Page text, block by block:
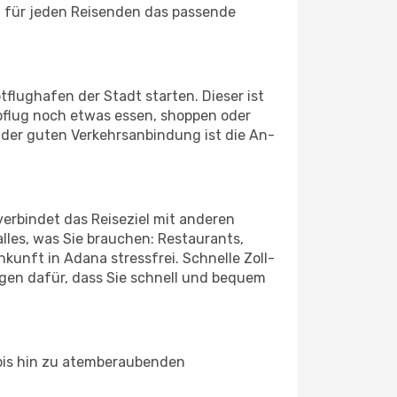
jeden Reisenden das passende
der Stadt starten. Dieser ist
noch etwas essen, shoppen oder
guten Verkehrsanbindung ist die An-
das Reiseziel mit anderen
was Sie brauchen: Restaurants,
in Adana stressfrei. Schnelle Zoll-
dafür, dass Sie schnell und bequem
hin zu atemberaubenden